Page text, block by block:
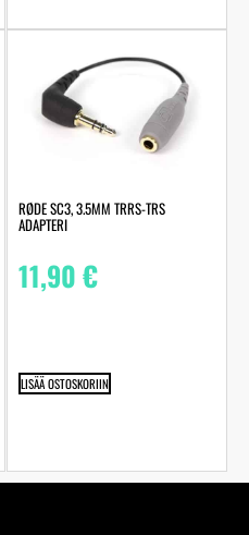
RØDE SC3, 3.5MM TRRS-TRS
ADAPTERI
11,90€
LISÄÄ OSTOSKORIIN